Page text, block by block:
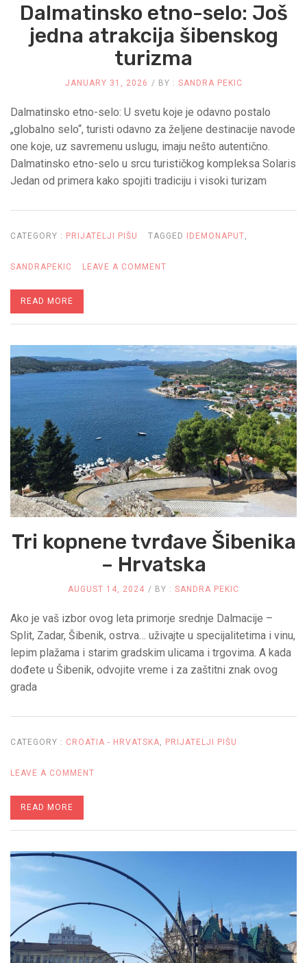
Dalmatinsko etno-selo: Još
jedna atrakcija šibenskog
turizma
JANUARY 31, 2026 BY : SANDRA PEKIC
Dalmatinsko etno-selo: U svetu koje je odavno postalo
„globalno selo“, turisti odavno za željene destinacije navode
one koje, uz savremenu uslugu, imaju nešto autentično.
Dalmatinsko etno-selo u srcu turističkog kompleksa Solaris
Jedan od primera kako spojiti tradiciju i visoki turizam
CATEGORY : PRIJATELJI PIŠU TAGGED IDEMONAPUT,
SANDRAPEKIC LEAVE A COMMENT
SELO:
JOŠ
JEDNA
ATRAKCIJA
ŠIBENSKOG
TURIZMA
READ MORE
Tri kopnene tvrđave Šibenika
– Hrvatska
AUGUST 14, 2024 BY : SANDRA PEKIC
Ako je vaš izbor ovog leta primorje srednje Dalmacije –
Split, Zadar, Šibenik, ostrva… uživajte u specijalitetima i vinu,
lepim plažama i starim gradskim ulicama i trgovima. A kada
dođete u Šibenik, odvojite vreme i za zaštitni znak ovog
grada
CATEGORY : CROATIA - HRVATSKA, PRIJATELJI PIŠU
LEAVE A COMMENT
KOPNENE
TVRĐAVE
HRVATSKA
READ MORE